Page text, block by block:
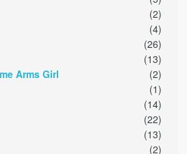
(2)
(4)
(26)
(13)
Arms Girl
(2)
(1)
(14)
(22)
(13)
(2)